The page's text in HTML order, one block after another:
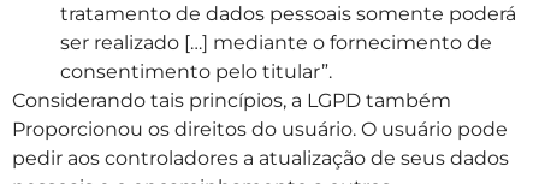
tratamento de dados pessoais somente poderá
ser realizado […] mediante o fornecimento de
consentimento pelo titular”.
Considerando tais princípios, a LGPD também
Proporcionou os direitos do usuário. O usuário pode
pedir aos controladores a atualização de seus dados